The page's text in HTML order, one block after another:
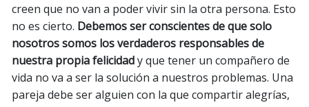
creen que no van a poder vivir sin la otra persona. Esto
no es cierto. Debemos ser conscientes de que solo
nosotros somos los verdaderos responsables de
nuestra propia felicidady que tener un compañero de
vida no va a ser la solución a nuestros problemas. Una
pareja debe ser alguien con la que compartir alegrías,